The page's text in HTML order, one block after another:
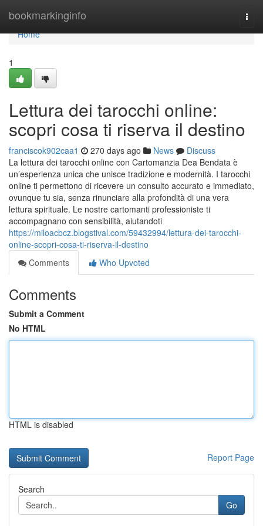
bookmarkinginfo
Home
Home
1
Lettura dei tarocchi online:
scopri cosa ti riserva il destino
franciscok902caa1 270 days ago News
Discuss
La lettura dei tarocchi online con Cartomanzia Dea Bendata è
un’esperienza unica che unisce tradizione e modernità. I tarocchi
online ti permettono di ricevere un consulto accurato e immediato,
ovunque tu sia, senza rinunciare alla profondità di una vera
lettura spirituale. Le nostre cartomanti professioniste ti
accompagnano con sensibilità, aiutandoti
https://miloacbcz.blogstival.com/59432994/lettura-dei-tarocchi-
online-scopri-cosa-ti-riserva-il-destino
Comments
Who Upvoted
Comments
Submit a Comment
No HTML
HTML is disabled
Report Page
Search
Go